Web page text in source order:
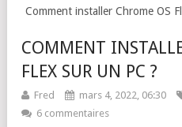
Comment installer Chrome OS
COMMENT
FLEX SUR UN PC ?
Fred mars 4, 2022, 06:30
6 commentaires